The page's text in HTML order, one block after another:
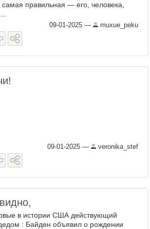
самая правильная — его, человека,
09-01-2025 — muxue_peku
09-01-2025 — veronika_stef
в истории США действующий
: Байден объявил о рождении